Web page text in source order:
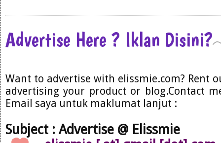
Advertise Here ? Iklan Disini?
Want to advertise with elissmie.com? Rent
advertising your product or blog.Contact
Email saya untuk maklumat lanjut :
Subject : Advertise @ Elissmie